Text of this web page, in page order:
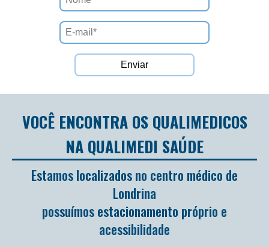
VOCÊ ENCONTRA OS QUALIMEDICOS
NA QUALIMEDI SAÚDE
Estamos localizados no centro médico de
Londrina
possuímos estacionamento próprio e
acessibilidade